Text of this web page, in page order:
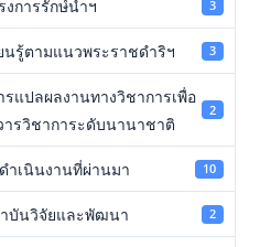
งการรักษ์น้ำฯ 3
นรู้ตามแนวพระราชดำริฯ 3
แปลผลงานทางวิชาการเพื่อ
ารวิชาการะดับนานาชาติ
2
ำเนินงานที่ผ่านมา 10
บันวิจัยและพัฒนา 2